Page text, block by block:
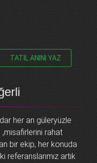
TATİL ANINI YAZ
her an güleryüzle
rahat
bir ekip, her konuda
referanslarımız artık